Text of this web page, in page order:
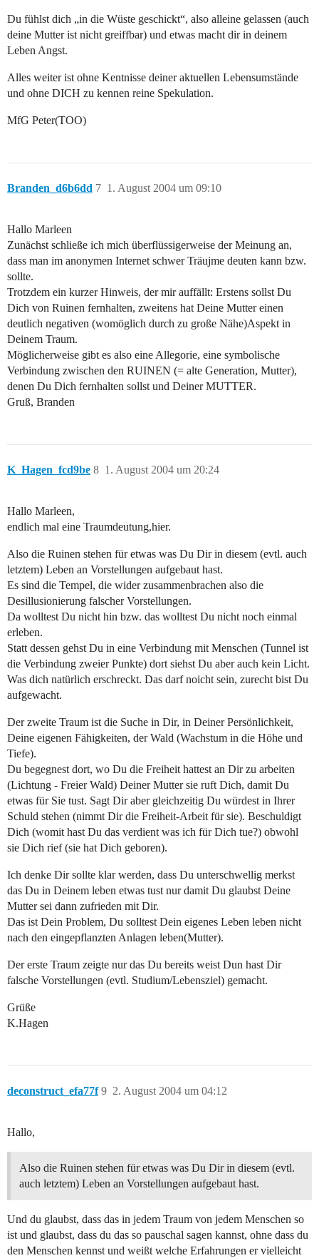
Du fühlst dich „in die Wüste geschickt“, also alleine gelassen (auch
deine Mutter ist nicht greiffbar) und etwas macht dir in deinem
Leben Angst.
Alles weiter ist ohne Kentnisse deiner aktuellen Lebensumstände
und ohne DICH zu kennen reine Spekulation.
MfG Peter(TOO)
Branden_d6b6dd 1. August 2004 um 09:10
7
Hallo Marleen
Zunächst schließe ich mich überflüssigerweise der Meinung an,
dass man im anonymen Internet schwer Träujme deuten kann bzw.
sollte.
Trotzdem ein kurzer Hinweis, der mir auffällt: Erstens sollst Du
Dich von Ruinen fernhalten, zweitens hat Deine Mutter einen
deutlich negativen (womöglich durch zu große Nähe)Aspekt in
Deinem Traum.
Möglicherweise gibt es also eine Allegorie, eine symbolische
Verbindung zwischen den RUINEN (= alte Generation, Mutter),
denen Du Dich fernhalten sollst und Deiner MUTTER.
Gruß, Branden
K_Hagen_fcd9be 1. August 2004 um 20:24
8
Hallo Marleen,
endlich mal eine Traumdeutung,hier.
Also die Ruinen stehen für etwas was Du Dir in diesem (evtl. auch
letztem) Leben an Vorstellungen aufgebaut hast.
Es sind die Tempel, die wider zusammenbrachen also die
Desillusionierung falscher Vorstellungen.
Da wolltest Du nicht hin bzw. das wolltest Du nicht noch einmal
erleben.
Statt dessen gehst Du in eine Verbindung mit Menschen (Tunnel ist
die Verbindung zweier Punkte) dort siehst Du aber auch kein Licht.
Was dich natürlich erschreckt. Das darf noicht sein, zurecht bist Du
aufgewacht.
Der zweite Traum ist die Suche in Dir, in Deiner Persönlichkeit,
Deine eigenen Fähigkeiten, der Wald (Wachstum in die Höhe und
Tiefe).
Du begegnest dort, wo Du die Freiheit hattest an Dir zu arbeiten
(Lichtung - Freier Wald) Deiner Mutter sie ruft Dich, damit Du
etwas für Sie tust. Sagt Dir aber gleichzeitig Du würdest in Ihrer
Schuld stehen (nimmt Dir die Freiheit-Arbeit für sie). Beschuldigt
Dich (womit hast Du das verdient was ich für Dich tue?) obwohl
sie Dich rief (sie hat Dich geboren).
Ich denke Dir sollte klar werden, dass Du unterschwellig merkst
das Du in Deinem leben etwas tust nur damit Du glaubst Deine
Mutter sei dann zufrieden mit Dir.
Das ist Dein Problem, Du solltest Dein eigenes Leben leben nicht
nach den eingepflanzten Anlagen leben(Mutter).
Der erste Traum zeigte nur das Du bereits weist Dun hast Dir
falsche Vorstellungen (evtl. Studium/Lebensziel) gemacht.
Grüße
K.Hagen
deconstruct_efa77f 2. August 2004 um 04:12
9
Hallo,
Also die Ruinen stehen für etwas was Du Dir in diesem (evtl.
auch letztem) Leben an Vorstellungen aufgebaut hast.
Und du glaubst, dass das in jedem Traum von jedem Menschen so
ist und glaubst, dass du das so pauschal sagen kannst, ohne dass du
den Menschen kennst und weißt welche Erfahrungen er vielleicht